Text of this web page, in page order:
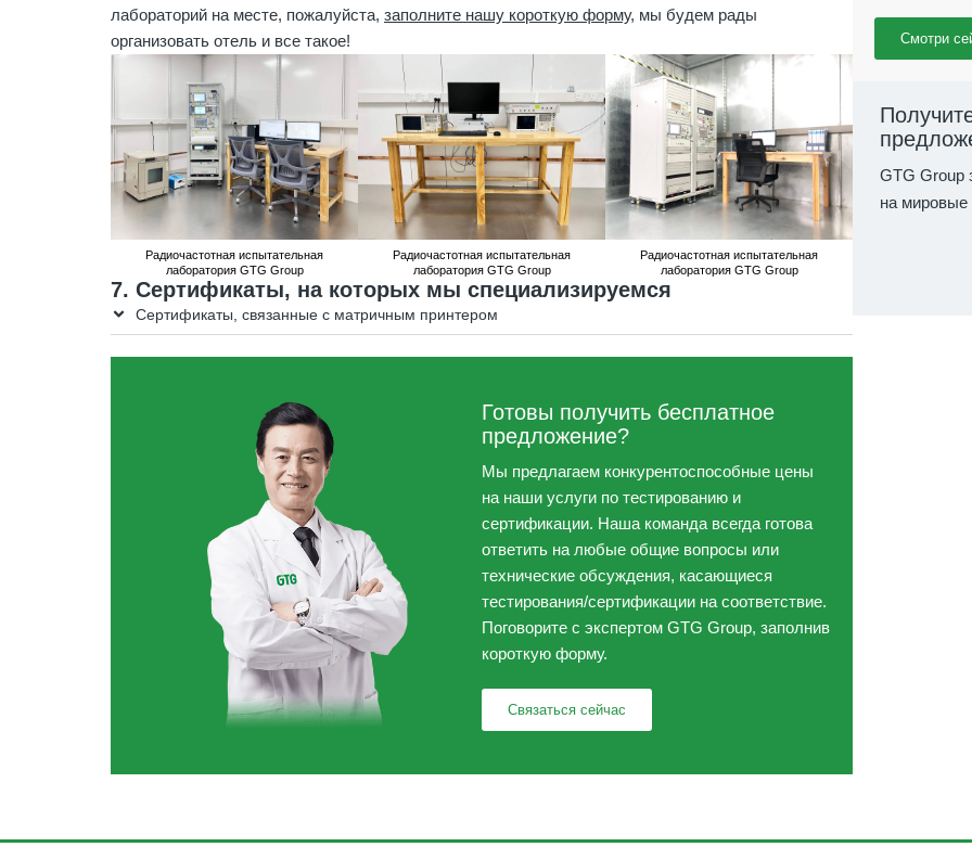
лабораторий на месте, пожалуйста, заполните нашу короткую форму, мы будем рады
организовать отель и все такое!
Радиочастотная испытательная
лаборатория GTG Group
Радиочастотная испытательная
лаборатория GTG Group
Радиочастотная испытательная
лаборатория GTG Group
7. Сертификаты, на которых мы специализируемся
Сертификаты, связанные с матричным принтером
Готовы получить бесплатное
предложение?
Мы предлагаем конкурентоспособные цены
на наши услуги по тестированию и
сертификации. Наша команда всегда готова
ответить на любые общие вопросы или
технические обсуждения, касающиеся
тестирования/сертификации на соответствие.
Поговорите с экспертом GTG Group, заполнив
короткую форму.
Связаться сейчас
Смотри
GTG Group
на мировые